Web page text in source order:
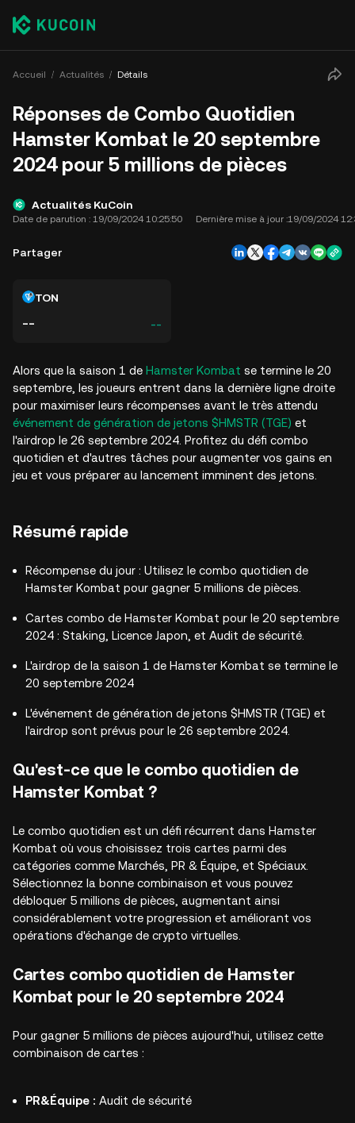
Accueil Actualités Détails
Réponses de Combo Quotidien
Hamster Kombat le 20 septembre
2024 pour 5 millions de pièces
Actualités KuCoin
Date de parution : 19/09/2024 10:25:50 Dernière mise à jour :19/09/2024
Partager
TON
-- --
Alors que la saison 1 de Hamster Kombat se termine le 20
septembre, les joueurs entrent dans la dernière ligne droite
pour maximiser leurs récompenses avant le très attendu
événement de génération de jetons $HMSTR (TGE) et
l'airdrop le 26 septembre 2024. Profitez du défi combo
quotidien et d'autres tâches pour augmenter vos gains en
jeu et vous préparer au lancement imminent des jetons.
Résumé rapide
Récompense du jour : Utilisez le combo quotidien de
Hamster Kombat pour gagner 5 millions de pièces.
Cartes combo de Hamster Kombat pour le 20 septembre
2024 : Staking, Licence Japon, et Audit de sécurité.
L'airdrop de la saison 1 de Hamster Kombat se termine le
20 septembre 2024
L'événement de génération de jetons $HMSTR (TGE) et
l'airdrop sont prévus pour le 26 septembre 2024.
Qu'est-ce que le combo quotidien de
Hamster Kombat ?
Le combo quotidien est un défi récurrent dans Hamster
Kombat où vous choisissez trois cartes parmi des
catégories comme Marchés, PR & Équipe, et Spéciaux.
Sélectionnez la bonne combinaison et vous pouvez
débloquer 5 millions de pièces, augmentant ainsi
considérablement votre progression et améliorant vos
opérations d'échange de crypto virtuelles.
Cartes combo quotidien de Hamster
Kombat pour le 20 septembre 2024
Pour gagner 5 millions de pièces aujourd'hui, utilisez cette
combinaison de cartes :
PR&Équipe : Audit de sécurité